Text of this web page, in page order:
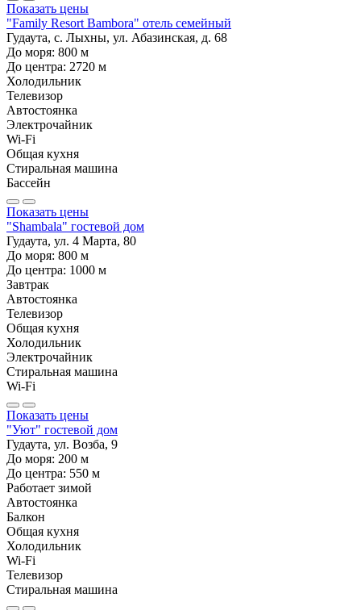
Показать цены
"Family Resort Bambora" отель семейный
Гудаута, с. Лыхны, ул. Абазинская, д. 68
До моря: 800 м
До центра: 2720 м
Холодильник
Телевизор
Автостоянка
Электрочайник
Wi-Fi
Общая кухня
Стиральная машина
Бассейн
Показать цены
"Shambala" гостевой дом
Гудаута, ул. 4 Марта, 80
До моря: 800 м
До центра: 1000 м
Завтрак
Автостоянка
Телевизор
Общая кухня
Холодильник
Электрочайник
Стиральная машина
Wi-Fi
Показать цены
"Уют" гостевой дом
Гудаута, ул. Возба, 9
До моря: 200 м
До центра: 550 м
Работает зимой
Автостоянка
Балкон
Общая кухня
Холодильник
Wi-Fi
Телевизор
Стиральная машина